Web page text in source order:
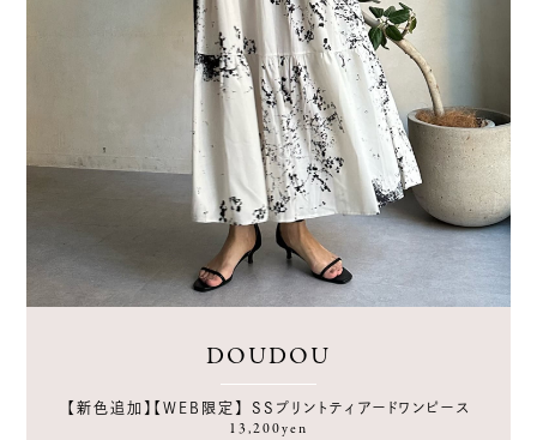
DOUDOU
【新色追加】【WEB限定】 SSプリントティアードワンピース
13,200yen